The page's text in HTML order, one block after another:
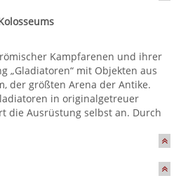
Kampfarenen und ihrer
„Gladiatoren“ mit Objekten aus
der größten Arena der Antike.
in originalgetreuer
die Ausrüstung selbst an. Durch